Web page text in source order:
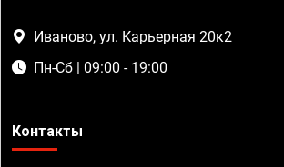
Иваново, ул. Карьерная 20к2
Пн-Сб | 09:00 - 19:00
Контакты